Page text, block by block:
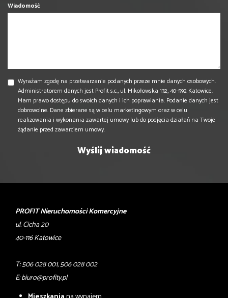
Wiadomość
Wyrażam zgodę na przetwarzanie podanych przeze mnie danych osobowych.
Administratorem danych jest Profit s.c., ul. Mikołowska 132, 40-592 Katowice.
Mam prawo dostępu do swoich danych i ich poprawiania. Podanie danych jest
dobrowolne. Dane zbierane są w celu marketingowym oraz w celu
realizowania i wykonania zawartej umowy lub do podjęcia działań na Twoje
żądanie przed zawarciem umowy.
PROFIT Nieruchomości Komercyjne
ul. Cicha 20
40-116 Katowice
T: 506 028 001, 506 028 002
E:biuro@profity.pl